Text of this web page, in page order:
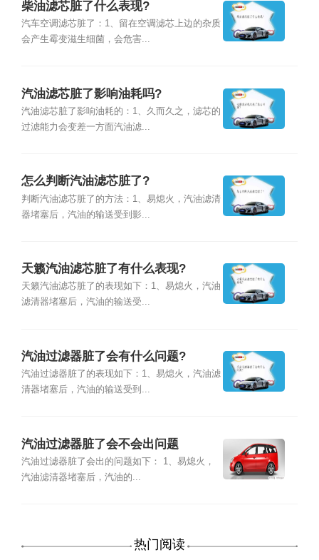
柴油滤芯脏了什么表现?
汽车空调滤芯脏了：1、留在空调滤芯上边的杂质
会产生霉变滋生细菌，会危害...
汽油滤芯脏了影响油耗吗?
汽油滤芯脏了影响油耗的：1、久而久之，滤芯的
过滤能力会变差一方面汽油滤...
怎么判断汽油滤芯脏了?
判断汽油滤芯脏了的方法：1、易熄火，汽油滤清
器堵塞后，汽油的输送受到影...
天籁汽油滤芯脏了有什么表现?
天籁汽油滤芯脏了的表现如下：1、易熄火，汽油
滤清器堵塞后，汽油的输送受...
汽油过滤器脏了会有什么问题?
汽油过滤器脏了的表现如下：1、易熄火，汽油滤
清器堵塞后，汽油的输送受到...
汽油过滤器脏了会不会出问题
汽油过滤器脏了会出的问题如下： 1、易熄火，
汽油滤清器堵塞后，汽油的...
热门阅读